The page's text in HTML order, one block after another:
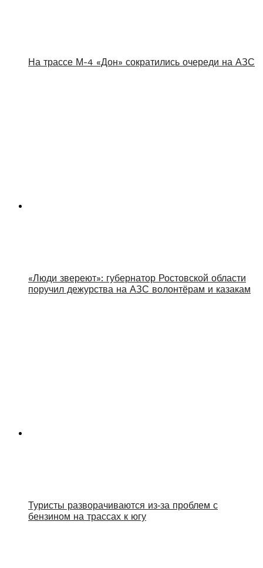
На трассе М-4 «Дон» сократились очереди на АЗС
«Люди звереют»: губернатор Ростовской области
поручил дежурства на АЗС волонтёрам и казакам
Туристы разворачиваются из‑за проблем с
бензином на трассах к югу